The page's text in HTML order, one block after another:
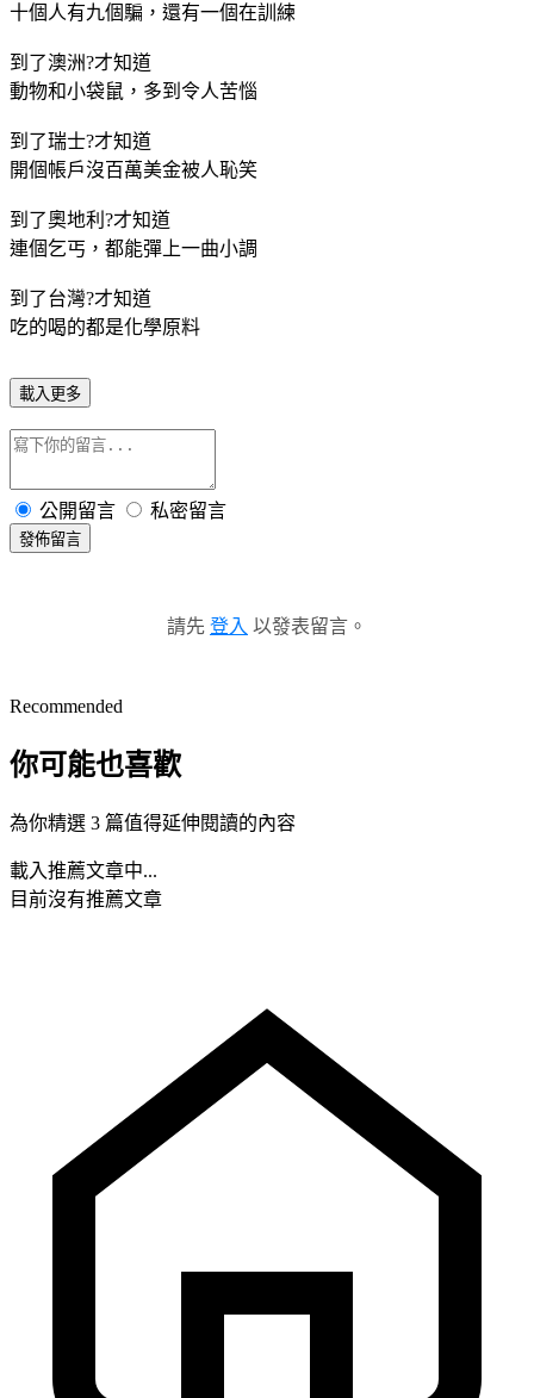
十個人有九個騙，還有一個在訓練
到了澳洲?才知道
動物和小袋鼠，多到令人苦惱
到了瑞士?才知道
開個帳戶沒百萬美金被人恥笑
到了奧地利?才知道
連個乞丐，都能彈上一曲小調
到了台灣?才知道
吃的喝的都是化學原料
載入更多
公開留言 私密留言
發佈留言
請先 登入 以發表留言。
Recommended
你可能也喜歡
為你精選 3 篇值得延伸閱讀的內容
載入推薦文章中...
目前沒有推薦文章